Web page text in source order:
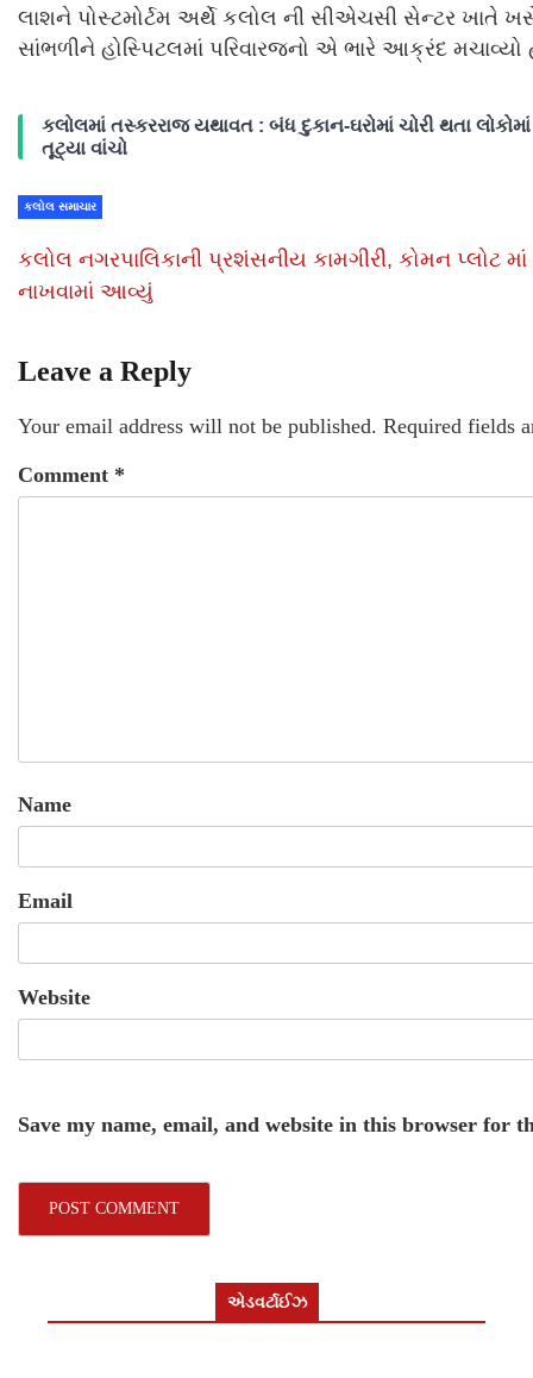
લાશને પોસ્ટમોર્ટમ અર્થે કલોલ ની સીએચસી સેન્ટર ખાતે
સાંભળીને હોસ્પિટલમાં પરિવારજનો એ ભારે આક્રંદ
કલોલમાં તસ્કરરાજ યથાવત : બંધ દુકાન-ઘરોમાં ચોરી થતા
તૂટ્યા વાંચો
કલોલ સમાચાર
કલોલ નગરપાલિકાની પ્રશંસનીય કામગીરી, કોમન પ્લોટ માં
નાખવામાં આવ્યું
Leave a Reply
Your email address will not be published. Required fields
Comment *
Name
Email
Website
Save my name, email, and website in this browser for
એડવર્ટાઈઝ